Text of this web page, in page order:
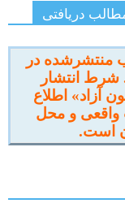
دریافتی
منتشرشده در
شرط انتشار
آزاد» اطلاع
و محل
است.